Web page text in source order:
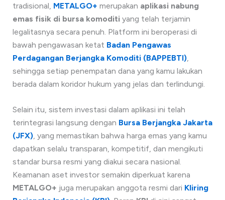
tradisional, METALGO+ merupakan aplikasi nabung
emas fisik di bursa komoditi yang telah terjamin
legalitasnya secara penuh. Platform ini beroperasi di
bawah pengawasan ketat Badan Pengawas
Perdagangan Berjangka Komoditi (BAPPEBTI),
sehingga setiap penempatan dana yang kamu lakukan
berada dalam koridor hukum yang jelas dan terlindungi.
Selain itu, sistem investasi dalam aplikasi ini telah
terintegrasi langsung dengan Bursa Berjangka Jakarta
(JFX), yang memastikan bahwa harga emas yang kamu
dapatkan selalu transparan, kompetitif, dan mengikuti
standar bursa resmi yang diakui secara nasional.
Keamanan aset investor semakin diperkuat karena
METALGO+ juga merupakan anggota resmi dari Kliring